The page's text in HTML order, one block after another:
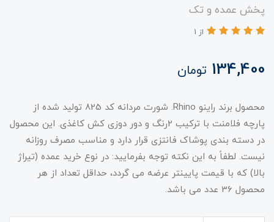
پخش عمده و تک
از 1
134,400 تومان
محصول برند راینو Rhino. شورت مردانه کد 825 تولید شده از
پارچه فلامنت با ترکیب 2رنگ و دور دوزی کش کاغذی. این محصول
در دسته بندی پوشاک فانتزی قرار دارد و مناسب مصرف روزانه
نیست. لطفاً به این نکته توجه بفرمایید: در نوع خرید عمده (تیراژ
بالا) که با قیمت پایینتر عرضه می گردد، حداقل تعداد از هر
محصول 36 عدد می باشد.